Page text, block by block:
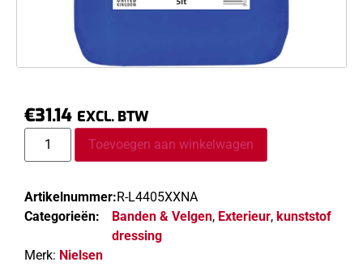
€31.14 EXCL. BTW
Toevoegen aan winkelwagen
Artikelnummer:R-L4405XXNA
Categorieën:
Banden & Velgen, Exterieur, kunststof
dressing
Merk: Nielsen